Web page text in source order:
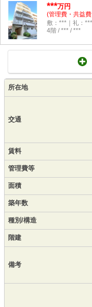
***万円
(管理費・共益
敷：***｜礼：***
4階 / *** / ***
所在地
交通
賃料
管理費等
面積
築年数
種別/構造
階建
備考